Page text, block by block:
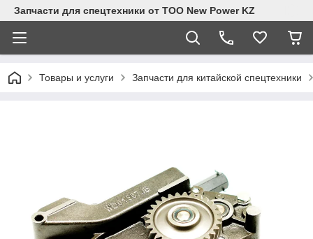
Запчасти для спецтехники от ТОО New Power KZ
Товары и услуги Запчасти для китайской спецтехники